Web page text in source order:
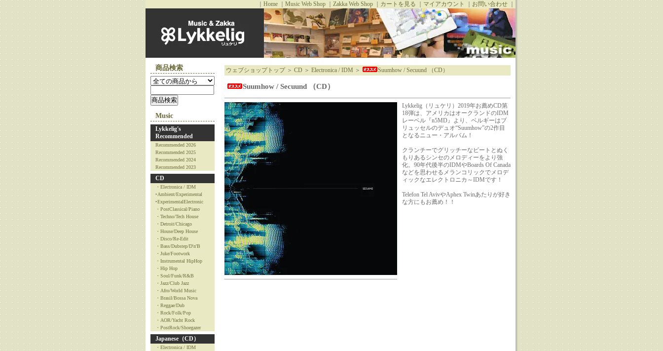
Home｜ Music Web Shop｜ Zakka Web Shop｜ カートを見る マイアカウント お問い合わせ｜
商品検索
Music
Lykkelig's
Recommended
Recommended 2026
Recommended 2025
Recommended 2024
Recommended 2023
CD
・Electronica / IDM
‣Ambient/Experimental
‣ExperimentalElectronic
・PostClassical/Piano
・Techno/Tech House
・Detroit/Chicago
・House/Deep House
・Disco/Re-Edit
・Bass/Dubstep/D'n'B
・Juke/Footwork
・Instrumental HipHop
・Hip Hop
・Soul/Funk/R&B
・Jazz/Club Jazz
・Afro/World Music
・Brasil/Bossa Nova
・Reggae/Dub
・Rock/Folk/Pop
・AOR/Yacht Rock
・PostRock/Shoegazer
Japanese（CD）
・Electronica / IDM
ウェブショップトップ＞ CD＞ Electronica / IDM ＞ Suumhow / Secuund （CD）
Suumhow / Secuund （CD）
Lykkelig（リュケリ）2019年お薦めCD第
18弾は、アメリカはオークランドのIDM
レーベル『n5MD』より、ベルギーはブ
リュッセルのデュオ“Suumhow”の2作目
となるニュー・アルバム！
クランチーでグリッチーなビートとぬく
もりあるシンセのメロディーをより強
化。90年代後半のIDMやBoards Of Canada
などを思わせるメランコリックでメロデ
ィックなエレクトロニカ～IDMです！
Telefon Tel AvivやAphex Twinあたりが好き
な方にもお薦め！！